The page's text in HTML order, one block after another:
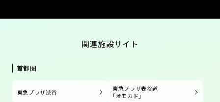
関連施設サイト
首都圏
東急プラザ渋谷
東急プラザ表参道
「オモカド」